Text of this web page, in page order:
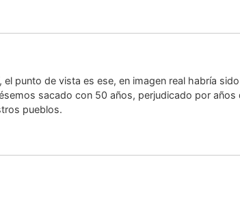
punto de vista es ese, en imagen real habría
sacado con 50 años, perjudicado por
pueblos.